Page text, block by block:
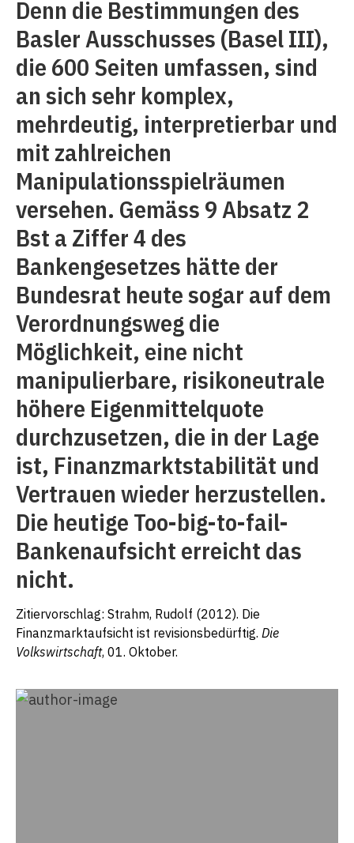
Denn die Bestimmungen des
Basler Ausschusses (Basel III),
die 600 Seiten umfassen, sind
an sich sehr komplex,
mehrdeutig, interpretierbar und
mit zahlreichen
Manipulationsspielräumen
versehen. Gemäss 9 Absatz 2
Bst a Ziffer 4 des
Bankengesetzes hätte der
Bundesrat heute sogar auf dem
Verordnungsweg die
Möglichkeit, eine nicht
manipulierbare, risikoneutrale
höhere Eigenmittelquote
durchzusetzen, die in der Lage
ist, Finanzmarktstabilität und
Vertrauen wieder herzustellen.
Die heutige Too-big-to-fail-
Bankenaufsicht erreicht das
nicht.
Zitiervorschlag: Strahm, Rudolf (2012). Die
Finanzmarktaufsicht ist revisionsbedürftig. Die
Volkswirtschaft, 01. Oktober.